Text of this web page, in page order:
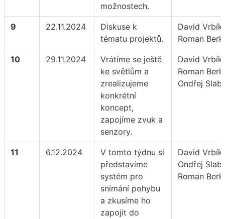
možnostech.
9 22.11.2024
Diskuse k
tématu projektů.
David Vrbík,
Roman
10 29.11.2024
Vrátíme se ještě
ke světlům a
zrealizujeme
konkrétní
koncept,
zapojíme zvuk a
senzory.
David Vrbík,
Roman
Ondřej
11 6.12.2024
V tomto týdnu si
představíme
systém pro
snímání pohybu
a zkusíme ho
zapojit do
David Vrbík,
Ondřej
Roman